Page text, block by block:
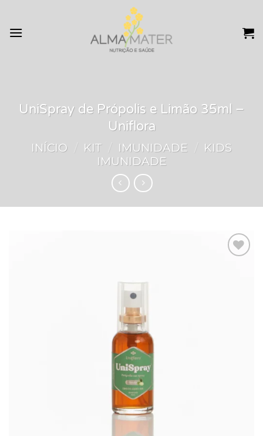
content
UniSpray de Própolis e Limão 35ml –
Uniflora
INÍCIO / KIT / IMUNIDADE / KIDS
IMUNIDADE